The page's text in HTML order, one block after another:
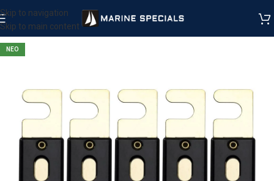
Skip to navigation
Skip to main content
ΝΕΟ